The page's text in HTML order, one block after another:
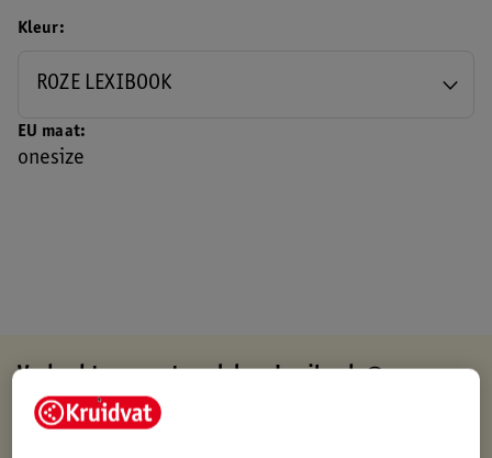
EU maat
onesize
Kleur
ROZE LEXIBOOK
Verkocht en verstuurd doorLexibook
Binnen 1 werkdag verstuurd